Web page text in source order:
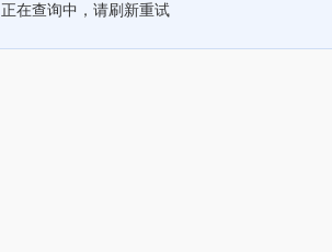
正在查询中，请刷新重试